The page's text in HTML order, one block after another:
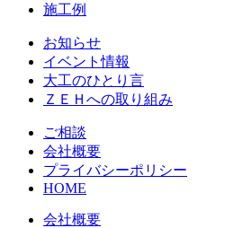
施工例
お知らせ
イベント情報
大工のひとり言
ＺＥＨへの取り組み
ご相談
会社概要
プライバシーポリシー
HOME
会社概要